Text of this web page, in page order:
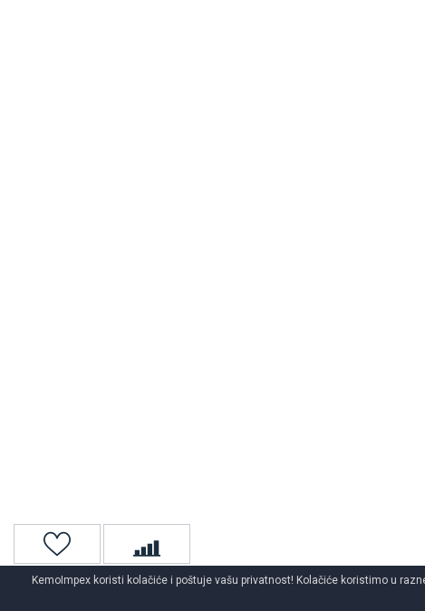
KemoImpex koristi kolačiće i poštuje vašu privatnost! Kolačiće koristimo u